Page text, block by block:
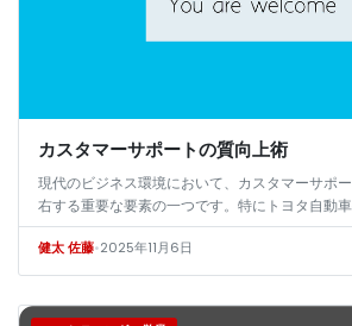
カスタマーサポートの質向上術
現代のビジネス環境において、カスタマーサポ
右する重要な要素の一つです。特にトヨタ自動
天、パナソニック、日本航空（JAL）、ヤマト運
ANA（全…
健太 佐藤•2025年11月6日